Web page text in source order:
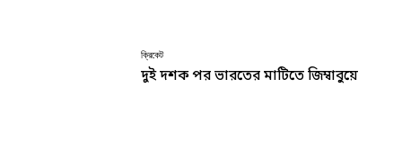
ক্রিকেট
দুই দশক পর ভারতের মাটিতে জিম্বাবুয়ে